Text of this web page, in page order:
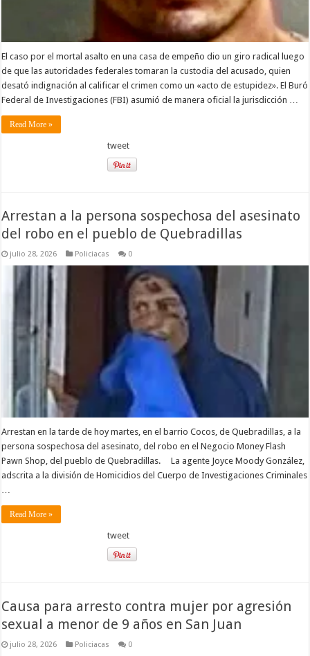
El caso por el mortal asalto en una casa de empeño dio un giro radical luego
de que las autoridades federales tomaran la custodia del acusado, quien
desató indignación al calificar el crimen como un «acto de estupidez». El Buró
Federal de Investigaciones (FBI) asumió de manera oficial la jurisdicción …
Read More »
tweet
Arrestan a la persona sospechosa del asesinato
del robo en el pueblo de Quebradillas
julio 28, 2026 Policiacas 0
Arrestan en la tarde de hoy martes, en el barrio Cocos, de Quebradillas, a la
persona sospechosa del asesinato, del robo en el Negocio Money Flash
Pawn Shop, del pueblo de Quebradillas. La agente Joyce Moody González,
adscrita a la división de Homicidios del Cuerpo de Investigaciones Criminales
…
Read More »
tweet
Causa para arresto contra mujer por agresión
sexual a menor de 9 años en San Juan
julio 28, 2026 Policiacas 0